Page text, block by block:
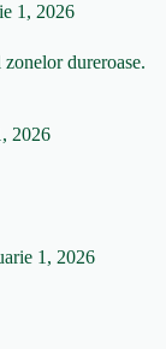
1, 2026
dureroase.
2026
1, 2026